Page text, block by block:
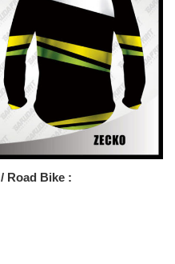
Road Bike :